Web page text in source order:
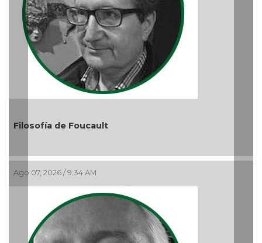
El debate de la Protección de los Derechos de las
Ago 05, 2026 / 11:33 AM